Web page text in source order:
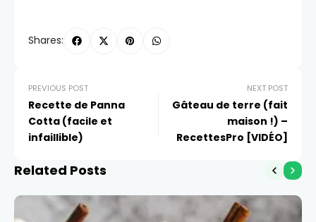
Shares:
PREVIOUS POST
Recette de Panna
Cotta (facile et
infaillible)
NEXT POST
Gâteau de terre (fait
maison !) –
RecettesPro [VIDÉO]
Related Posts